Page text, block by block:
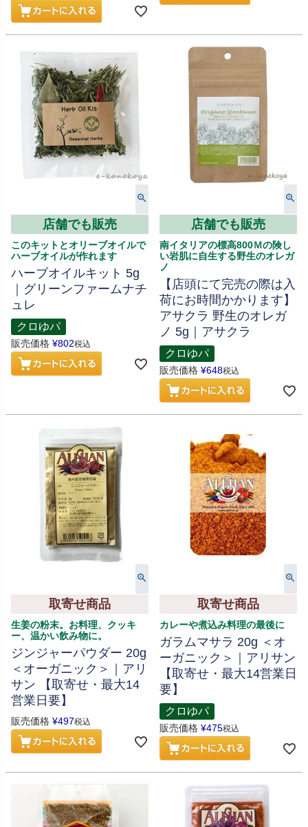
店舗でも販売
このキットとオリーブオイルで
ハーブオイルが作れます
ハーブオイルキット 5g
｜グリーンファームナチ
ュレ
クロゆパ
販売価格 ¥802税込
店舗でも販売
南イタリアの標高800Ｍの険し
い岩肌に自生する野生のオレガ
ノ
【店頭にて完売の際は入
荷にお時間かかります】
アサクラ 野生のオレガ
ノ 5g｜アサクラ
クロゆパ
販売価格 ¥648税込
取寄せ商品
生姜の粉末。お料理、クッキ
ー、温かい飲み物に。
ジンジャーパウダー 20g
＜オーガニック＞｜アリ
サン 【取寄せ・最大14
営業日要】
販売価格 ¥497税込
取寄せ商品
カレーや煮込み料理の最後に
ガラムマサラ 20g ＜オ
ーガニック＞｜アリサン
【取寄せ・最大14営業日
要】
クロゆパ
販売価格 ¥475税込